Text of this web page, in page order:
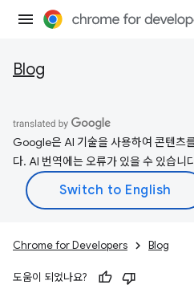
Blog
Google은 AI 기술을 사용하여 콘텐츠
다. AI 번역에는 오류가 있을 수 있습니
Chrome for Developers Blog
도움이 되었나요?